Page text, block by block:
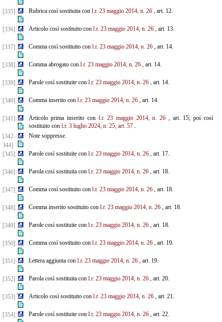
[335] Rubrica così sostituita con l.r. 23 maggio 2014, n. 26, art. 12.
[336] Articolo così sostituito con l.r. 23 maggio 2014, n. 26, art. 13.
[337] Comma così sostituito con l.r. 23 maggio 2014, n. 26, art. 14.
[338] Comma abrogato con l.r. 23 maggio 2014, n. 26, art. 14.
[339] Parole così sostituite con l.r. 23 maggio 2014, n. 26, art. 14.
[340] Comma inserito con l.r. 23 maggio 2014, n. 26, art. 14.
[341] Articolo prima inserito con l.r. 23 maggio 2014, n. 26 , art. 15; poi così
sostituito con l.r. 3 luglio 2024, n. 25, art. 57.
[342-
344]
Note soppresse.
[345] Parole così sostituite con l.r. 23 maggio 2014, n. 26, art. 17.
[346] Parola così sostituita con l.r. 23 maggio 2014, n. 26, art. 18.
[347] Comma così sostituito con l.r. 23 maggio 2014, n. 26, art. 18.
[348] Comma inserito sostituito con l.r. 23 maggio 2014, n. 26, art. 18.
[349] Parole così sostituite con l.r. 23 maggio 2014, n. 26, art. 18.
[350] Comma così sostituito con l.r. 23 maggio 2014, n. 26, art. 19.
[351] Lettera aggiunta con l.r. 23 maggio 2014, n. 26, art. 19.
[352] Parola così sostituita con l.r. 23 maggio 2014, n. 26, art. 20.
[353] Articolo così sostituito con l.r. 23 maggio 2014, n. 26, art. 21.
[354] Parole così sostituite con l.r. 23 maggio 2014, n. 26, art. 22.